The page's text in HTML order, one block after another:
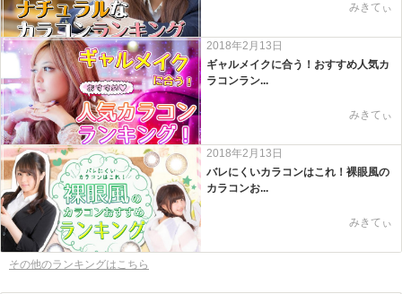
みきてぃ
2018年2月13日
ギャルメイクに合う！おすすめ人気カ
ラコンラン...
みきてぃ
2018年2月13日
バレにくいカラコンはこれ！裸眼風の
カラコンお...
みきてぃ
その他のランキングはこちら